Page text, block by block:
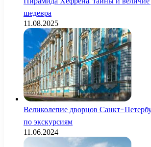
шедевра
11.08.2025
Великолепие дворцов Санкт-
по экскурсиям
11.06.2024